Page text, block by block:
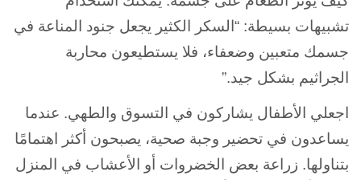
تشبيهات بسيطة: “السكر الكثير يجعل جنود المناعة في
جسمك متعبين وضعفاء، فلا يستطيعون محاربة
الجراثيم بشكل جيد.”
اجعلي الأطفال يشاركون في التسوق والطهي. عندما
يساعدون في تحضير وجبة صحية، يصبحون أكثر اهتمامًا
بتناولها. زراعة بعض الخضروات أو الأعشاب في المنزل